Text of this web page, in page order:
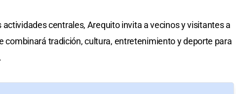
centrales, Arequito invita a vecinos y visitantes a
combinará tradición, cultura, entretenimiento y deporte para